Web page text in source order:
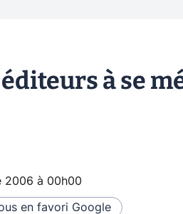
à se
2006 à 00h00
en favori Google